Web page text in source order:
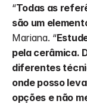
“Todas as
são um
Mariana. “
pela cerâmica.
diferentes
onde posso
opções e não